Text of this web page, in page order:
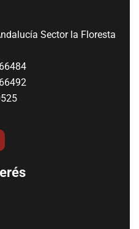
Sector la Floresta